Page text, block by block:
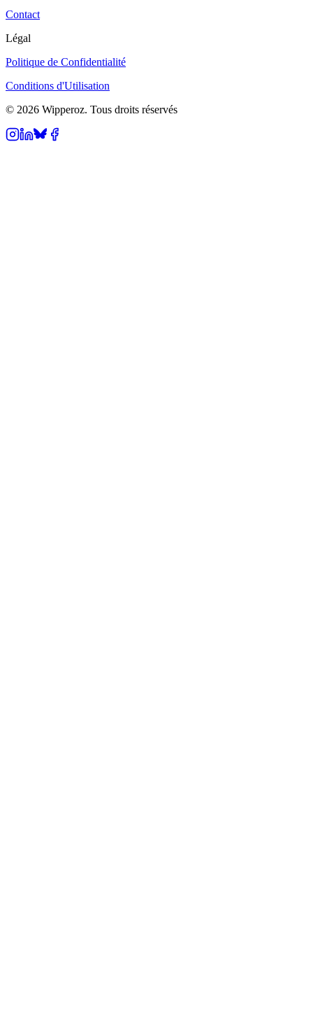
Contact
Légal
Politique de Confidentialité
Conditions d'Utilisation
© 2026 Wipperoz. Tous droits réservés